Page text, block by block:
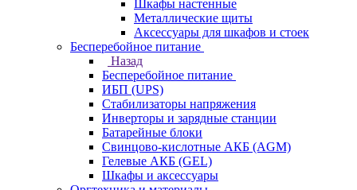
Шкафы настенные
Металлические щиты
Аксессуары для шкафов и стоек
Бесперебойное питание
Назад
Бесперебойное питание
ИБП (UPS)
Стабилизаторы напряжения
Инверторы и зарядные станции
Батарейные блоки
Свинцово-кислотные АКБ (AGM)
Гелевые АКБ (GEL)
Шкафы и аксессуары